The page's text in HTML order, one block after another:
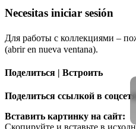
Necesitas iniciar sesión
Для работы с коллекциями –
(abrir en nueva ventana).
Поделиться | Встроить
Поделиться ссылкой в
Вставить картинку на сайт: